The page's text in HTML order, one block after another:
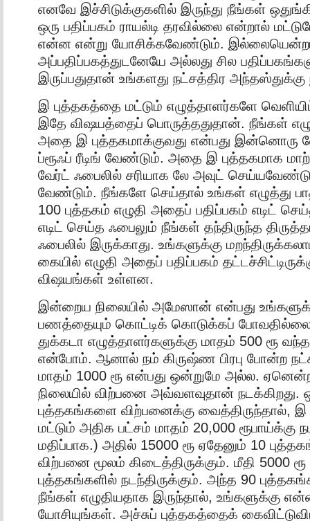
எனவே இச்சிடுக்குகளில் இருந்து நீங்கள்
ஒரு பதிப்பகம் ராயல்டி தரவில்லை என்றால்
என்ன என்று யோசிக்கவேண்டும்.
அப்பதிப்பகத்துடனேயே அல்லது சில
இருப்பதுதான் உங்களது நட்சத்திர அந்தஸ்துக்கு
இ புத்தகத்தை மட்டும் எழுத்தாளர்களே
இதே விஷயத்தைப் பொருத்ததுதான். நீங்கள்
அதை இ புத்தகமாக்குவது என்பது இன்னொரு
ப்ரூஃப் ரீடிங் வேண்டும். அதை இ புத்தகமாக
வேர்ட் ஃபைலில் சரியாக லே அவுட்
வேண்டும். நீங்களே செய்தால் உங்கள் எழுத்து
100 புத்தகம் எழுதி அதைப் பதிப்பகம் எடிட்
எடிட் செய்த ஃபைலும் நீங்கள் தந்திருந்த
ஃபைலில் இருக்காது. உங்களுக்கு
கையில் எழுதி அதைப் பதிப்பகம்
விஷயங்கள் உள்ளன.
இன்றைய நிலையில் அமேஸான் என்பது
பணத்தையும் கொட்டிக் கொடுக்கப்
துக்கடா எழுத்தாளர்களுக்கு மாதம் 500
என்போம். ஆனால் நம் கிருஷ்ண பிரபு போன்ற
மாதம் 1000 ரூ என்பது ஒன்றுமே அல்ல.
நிலையில் விற்பனை அவ்வளவுதான் நடக்கிறது.
புத்தகங்களை விற்பனைக்கு வைத்திருந்தால், இ
மட்டும் அதிக பட்சம் மாதம் 20,000 ரூபாய்க்கு
மதிப்பாக.) அதில் 15000 ரூ ஏதேனும் 10
விற்பனை மூலம் கிடைத்திருக்கும். மீதி 5000
புத்தகங்களில் நடந்திருக்கும். அந்த 90
நீங்கள் எழுதியதாக இருந்தால், உங்களுக்கு
யோசியுங்கள். அச்சுப் புத்தகத்தைக்